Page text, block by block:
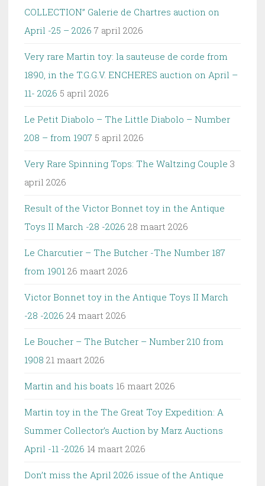
COLLECTION” Galerie de Chartres auction on
April -25 – 2026 7 april 2026
Very rare Martin toy: la sauteuse de corde from
1890, in the T.G.G.V. ENCHERES auction on April –
11- 2026 5 april 2026
Le Petit Diabolo – The Little Diabolo – Number
208 – from 1907 5 april 2026
Very Rare Spinning Tops: The Waltzing Couple 3
april 2026
Result of the Victor Bonnet toy in the Antique
Toys II March -28 -2026 28 maart 2026
Le Charcutier – The Butcher -The Number 187
from 1901 26 maart 2026
Victor Bonnet toy in the Antique Toys II March
-28 -2026 24 maart 2026
Le Boucher – The Butcher – Number 210 from
1908 21 maart 2026
Martin and his boats 16 maart 2026
Martin toy in the The Great Toy Expedition: A
Summer Collector’s Auction by Marz Auctions
April -11 -2026 14 maart 2026
Don’t miss the April 2026 issue of the Antique